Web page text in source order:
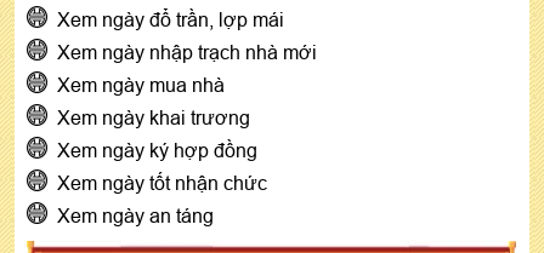
Xem ngày đổ trần, lợp mái
Xem ngày nhập trạch nhà mới
Xem ngày mua nhà
Xem ngày khai trương
Xem ngày ký hợp đồng
Xem ngày tốt nhận chức
Xem ngày an táng